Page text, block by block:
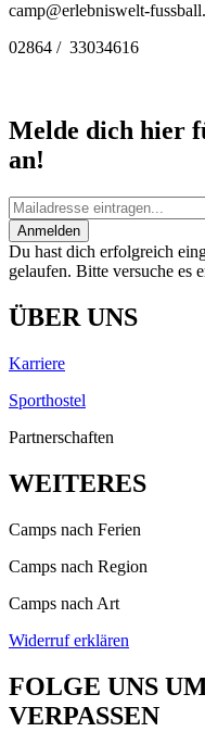
camp@erlebniswelt-
02864 / 33034616
Melde dich hier
an!
Anmelden
Du hast dich erfolgreich
gelaufen. Bitte versuche es
ÜBER UNS
Karriere
Sporthostel
Partnerschaften
WEITERES
Camps nach Ferien
Camps nach Region
Camps nach Art
Widerruf erklären
FOLGE UNS
VERPASSEN